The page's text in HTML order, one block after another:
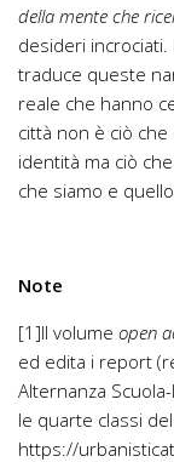
della mente che
desideri
traduce queste
reale che hanno
città non è ciò
identità ma ciò
che siamo e
Note
[1]Il volume open
ed edita i report
Alternanza
le quarte classi
https://